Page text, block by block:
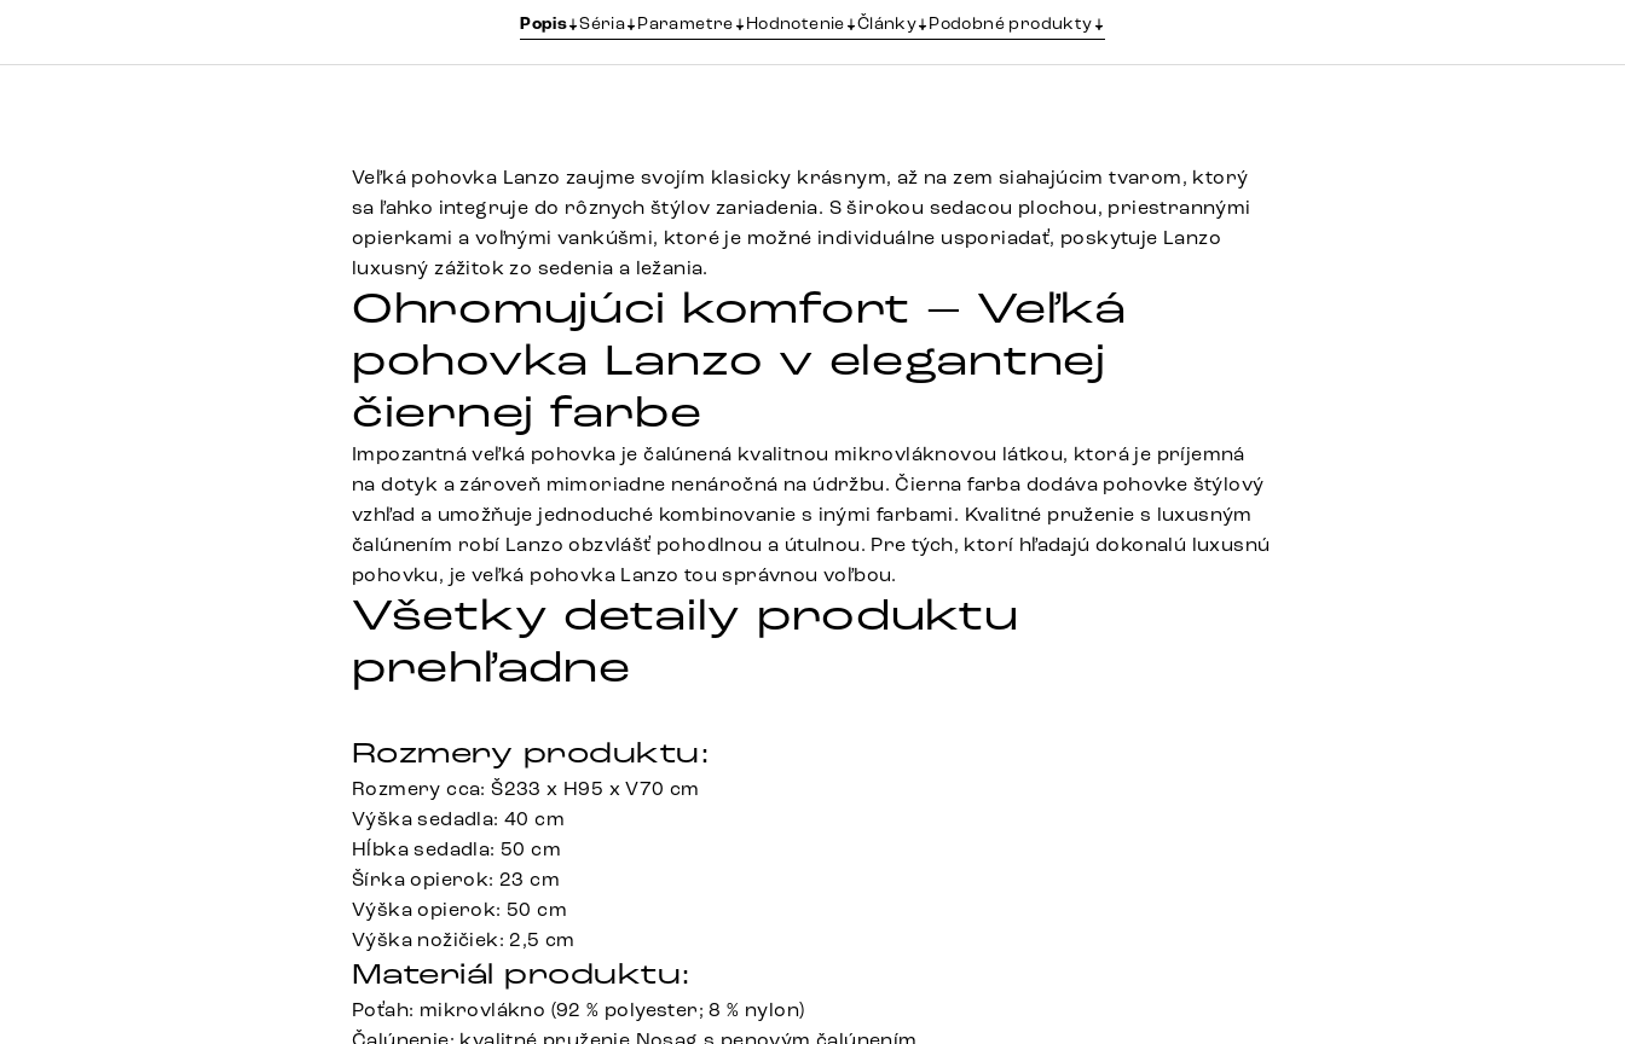
Popis Séria Parametre Hodnotenie Články Podobné produkty
Veľká pohovka Lanzo zaujme svojím klasicky krásnym, až na zem siahajúcim tvarom, ktorý
sa ľahko integruje do rôznych štýlov zariadenia. S širokou sedacou plochou, priestrannými
opierkami a voľnými vankúšmi, ktoré je možné individuálne usporiadať, poskytuje Lanzo
luxusný zážitok zo sedenia a ležania.
Ohromujúci komfort – Veľká
pohovka Lanzo v elegantnej
čiernej farbe
Impozantná veľká pohovka je čalúnená kvalitnou mikrovláknovou látkou, ktorá je príjemná
na dotyk a zároveň mimoriadne nenáročná na údržbu. Čierna farba dodáva pohovke štýlový
vzhľad a umožňuje jednoduché kombinovanie s inými farbami. Kvalitné pruženie s luxusným
čalúnením robí Lanzo obzvlášť pohodlnou a útulnou. Pre tých, ktorí hľadajú dokonalú luxusnú
pohovku, je veľká pohovka Lanzo tou správnou voľbou.
Všetky detaily produktu
prehľadne
Rozmery produktu:
Rozmery cca: Š233 x H95 x V70 cm
Výška sedadla: 40 cm
Hĺbka sedadla: 50 cm
Šírka opierok: 23 cm
Výška opierok: 50 cm
Výška nožičiek: 2,5 cm
Materiál produktu:
Poťah: mikrovlákno (92 % polyester; 8 % nylon)